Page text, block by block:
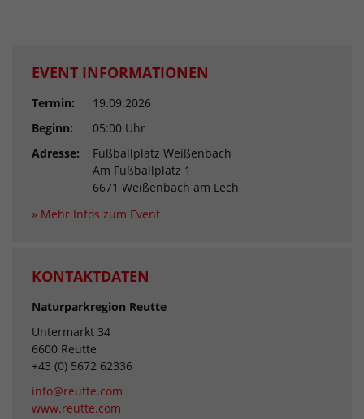
EVENT INFORMATIONEN
Termin:
19.09.2026
Beginn:
05:00 Uhr
Adresse:
Fußballplatz Weißenbach
Am Fußballplatz 1
6671 Weißenbach am Lech
» Mehr Infos zum Event
KONTAKTDATEN
Naturparkregion Reutte
Untermarkt 34
6600 Reutte
+43 (0) 5672 62336
info@reutte.com
www.reutte.com